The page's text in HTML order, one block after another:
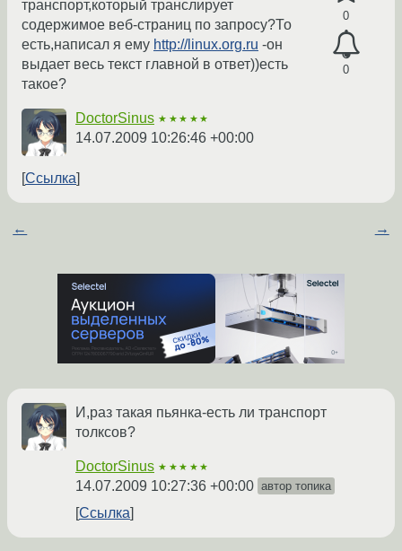
0
0
транспорт,который транслирует
содержимое веб-страниц по запросу?То
есть,написал я ему http://linux.org.ru -он
выдает весь текст главной в ответ))есть
такое?
DoctorSinus ★★★★★
14.07.2009 10:26:46 +00:00
Ссылка
← →
И,раз такая пьянка-есть ли транспорт
толксов?
DoctorSinus ★★★★★
14.07.2009 10:27:36 +00:00 автор топика
Ссылка